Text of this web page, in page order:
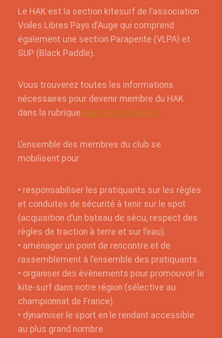
Le HAK est la section kitesurf de l’association
Voiles Libres Pays d’Auge qui comprend
également une section Parapente (VLPA) et
SUP (Black Paddle).
Vous trouverez toutes les informations
nécessaires pour devenir membre du HAK
dans la rubrique Comment s’inscrire
L’ensemble des membres du club se
mobilisent pour :
• responsabiliser les pratiquants sur les règles
et conduites de sécurité à tenir sur le spot
(acquisition d’un bateau de sécu, respect des
règles de traction à terre et sur l’eau).
• aménager un point de rencontre et de
rassemblement à l’ensemble des pratiquants.
• organiser des évènements pour promouvoir le
kite-surf dans notre région (sélective au
championnat de France).
• dynamiser le sport en le rendant accessible
au plus grand nombre.